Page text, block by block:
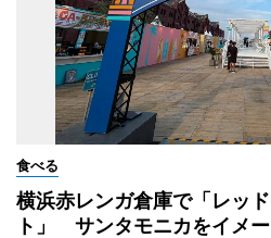
食べる
横浜赤レンガ倉庫で「レッ
ト」 サンタモニカをイメ